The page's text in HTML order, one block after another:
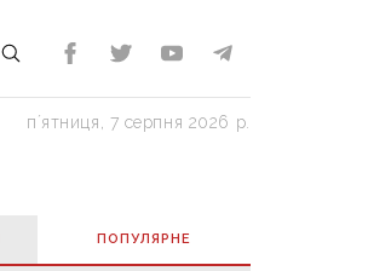
пʼятниця, 7 серпня 2026 р.
ПОПУЛЯРНE